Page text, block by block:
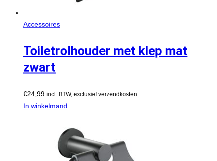
Accessoires
Toiletrolhouder met klep mat
zwart
€24,99 incl. BTW, exclusief verzendkosten
In winkelmand